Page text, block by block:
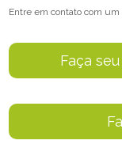
Entre em contato com
Faça